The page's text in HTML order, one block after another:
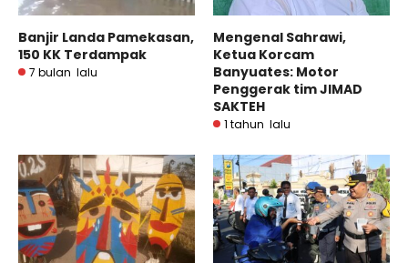
Banjir Landa Pamekasan,
150 KK Terdampak
7 bulan lalu
Mengenal Sahrawi,
Ketua Korcam
Banyuates: Motor
Penggerak tim JIMAD
SAKTEH
1 tahun lalu